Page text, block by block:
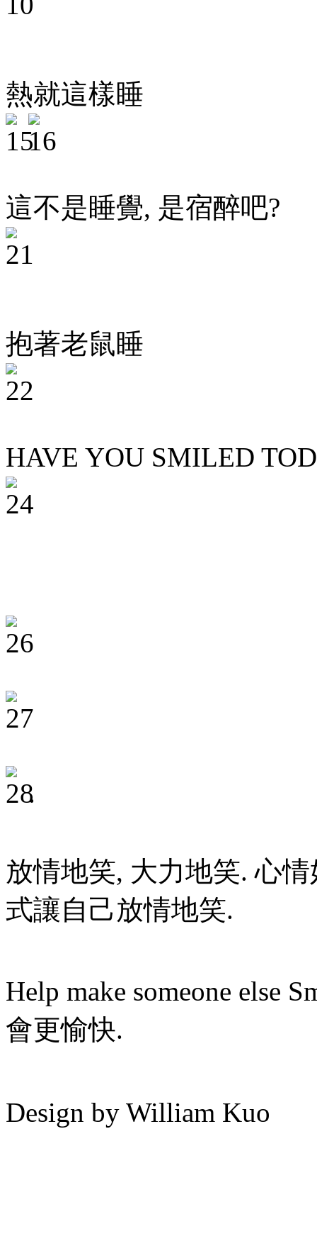
熱就這樣睡
這不是睡覺, 是宿醉吧?
抱著老鼠睡
HAVE YOU SMILED
.
放情地笑, 大力地笑. 心
式讓自己放情地笑.
Help make someone else
會更愉快.
Design by William Kuo